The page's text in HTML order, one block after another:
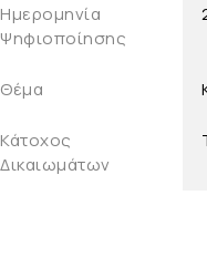
Ημερομηνία
Ψηφιοποίησης
Θέμα
Κάτοχος
Δικαιωμάτων